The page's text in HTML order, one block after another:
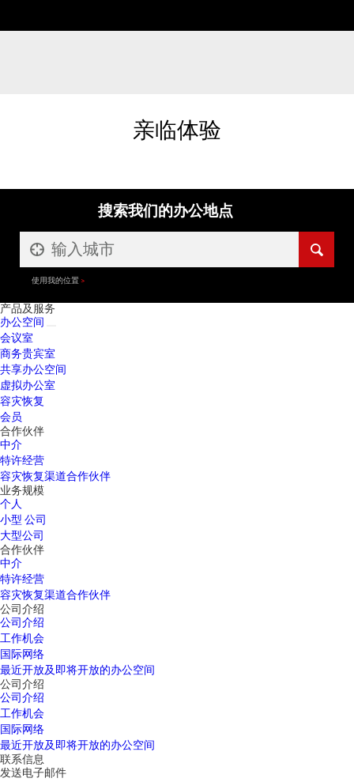
亲临体验
搜索我们的办公地点
使用我的位置
产品及服务
办公空间
会议室
商务贵宾室
共享办公空间
虚拟办公室
容灾恢复
会员
合作伙伴
中介
特许经营
容灾恢复渠道合作伙伴
业务规模
个人
小型 公司
大型公司
合作伙伴
中介
特许经营
容灾恢复渠道合作伙伴
公司介绍
公司介绍
工作机会
国际网络
最近开放及即将开放的办公空间
公司介绍
公司介绍
工作机会
国际网络
最近开放及即将开放的办公空间
联系信息
发送电子邮件